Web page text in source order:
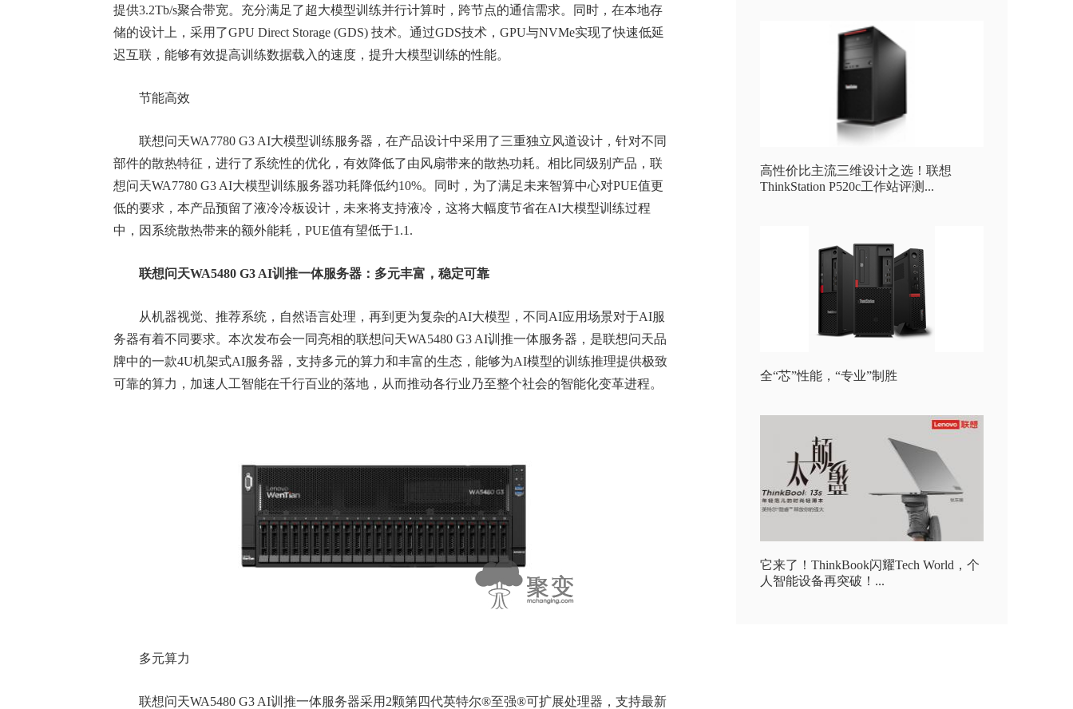
提供3.2Tb/s聚合带宽。充分满足了超大模型训练并行计算时，跨节点的通信需求。同时，在本地存
储的设计上，采用了GPU Direct Storage (GDS) 技术。通过GDS技术，GPU与NVMe实现了快速低延
迟互联，能够有效提高训练数据载入的速度，提升大模型训练的性能。
节能高效
联想问天WA7780 G3 AI大模型训练服务器，在产品设计中采用了三重独立风道设计，针对不同
部件的散热特征，进行了系统性的优化，有效降低了由风扇带来的散热功耗。相比同级别产品，联
想问天WA7780 G3 AI大模型训练服务器功耗降低约10%。同时，为了满足未来智算中心对PUE值更
低的要求，本产品预留了液冷冷板设计，未来将支持液冷，这将大幅度节省在AI大模型训练过程
中，因系统散热带来的额外能耗，PUE值有望低于1.1.
联想问天WA5480 G3 AI训推一体服务器：多元丰富，稳定可靠
从机器视觉、推荐系统，自然语言处理，再到更为复杂的AI大模型，不同AI应用场景对于AI服
务器有着不同要求。本次发布会一同亮相的联想问天WA5480 G3 AI训推一体服务器，是联想问天品
牌中的一款4U机架式AI服务器，支持多元的算力和丰富的生态，能够为AI模型的训练推理提供极致
可靠的算力，加速人工智能在千行百业的落地，从而推动各行业乃至整个社会的智能化变革进程。
多元算力
联想问天WA5480 G3 AI训推一体服务器采用2颗第四代英特尔®至强®可扩展处理器，支持最新
高性价比主流三维设计之选！联想
ThinkStation P520c工作站评测...
全“芯”性能，“专业”制胜
它来了！ThinkBook闪耀Tech World，个
人智能设备再突破！...